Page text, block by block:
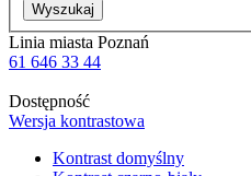
Wyszukaj
Linia miasta Poznań
61 646 33 44
Dostępność
Wersja kontrastowa
Kontrast domyślny